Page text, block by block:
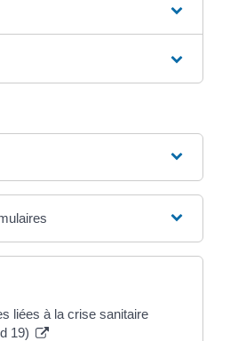
liées à la crise sanitaire
19)